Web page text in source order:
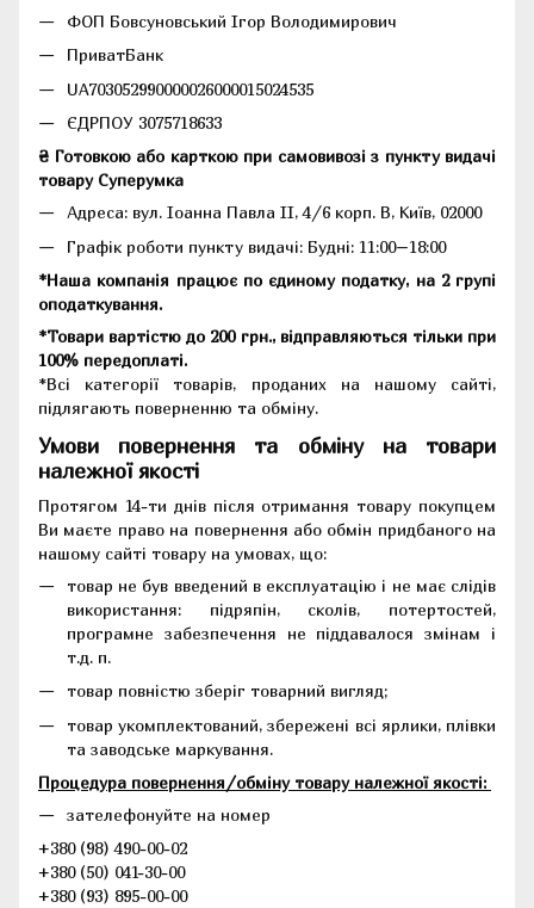
ФОП Бовсуновський Ігор Володимирович
ПриватБанк
UA703052990000026000015024535
ЄДРПОУ 3075718633
₴ Готовкою або карткою при самовивозі з пункту видачі
товару Суперумка
Адреса: вул. Іоанна Павла II, 4/6 корп. В, Київ, 02000
Графік роботи пункту видачі: Будні: 11:00–18:00
*Наша компанія працює по єдиному податку, на 2 групі
оподаткування.
*Товари вартістю до 200 грн., відправляються тільки при
100% передоплаті.
*Всі категорії товарів, проданих на нашому сайті,
підлягають поверненню та обміну.
Умови повернення та обміну на товари
належної якості
Протягом 14-ти днів після отримання товару покупцем
Ви маєте право на повернення або обмін придбаного на
нашому сайті товару на умовах, що:
товар не був введений в експлуатацію і не має слідів
використання: підряпін, сколів, потертостей,
програмне забезпечення не піддавалося змінам і
т.д. п.
товар повністю зберіг товарний вигляд;
товар укомплектований, збережені всі ярлики, плівки
та заводське маркування.
Процедура повернення/обміну товару належної якості:
зателефонуйте на номер
+380 (98) 490-00-02
+380 (50) 041-30-00
+380 (93) 895-00-00